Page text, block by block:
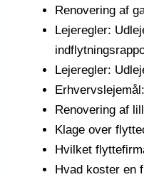
Renovering af
Lejeregler:
Lejeregler:
Renovering af
Klage over
Hvilket
Hvad koster en